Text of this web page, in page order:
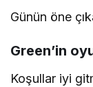
Günün öne
Green’in
Koşullar iyi